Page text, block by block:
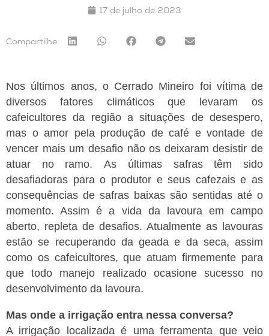
17 de julho de 2023
Compartilhe:
Nos últimos anos, o Cerrado Mineiro foi vítima de
diversos fatores climáticos que levaram os
cafeicultores da região a situações de desespero,
mas o amor pela produção de café e vontade de
vencer mais um desafio não os deixaram desistir de
atuar no ramo.As últimas safras têm sido
desafiadoras para o produtor e seus cafezais e as
consequências de safras baixas são sentidas até o
momento. Assim é a vida da lavoura em campo
aberto, repleta de desafios. Atualmente as lavouras
estão se recuperando da geada e da seca, assim
como os cafeicultores, que atuam firmemente para
que todo manejo realizado ocasione sucesso no
desenvolvimento da lavoura.
Mas onde a irrigação entra nessa conversa?
A irrigação localizada é uma ferramenta que veio